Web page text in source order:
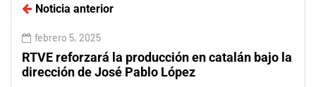
Noticia anterior
febrero 5, 2025
RTVE reforzará la producción en catalán bajo la
dirección de José Pablo López